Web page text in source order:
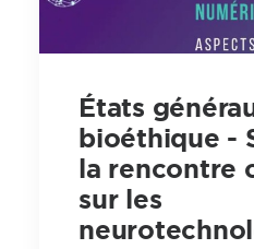
États
bioéthique -
la rencontre
sur les